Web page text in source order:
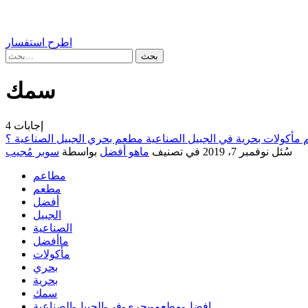
اطرح استفسار
سمك
4 إجابات
بحرية في الجبيل الصناعية مطعم بحري الجبيل الصناعية ؟
سُئل نوفمبر 7، 2019 في تصنيف ماهو أفضل بواسطة سوبر مُجيب
مطاعم
مطعم
أفضل
الجبيل
الصناعية
ماأفضل
مأكولات
بحري
بحرية
سمك